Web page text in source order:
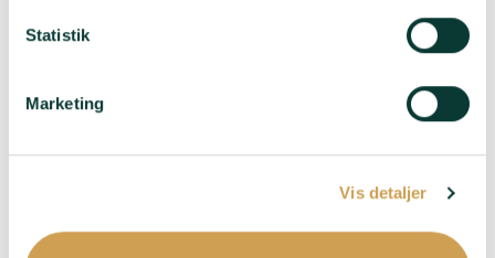
Statistik
Marketing
Vis detaljer
Domaine Voirin-
395,00kr.